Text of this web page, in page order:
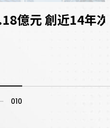
利機6月營收1.18億元 創近
010